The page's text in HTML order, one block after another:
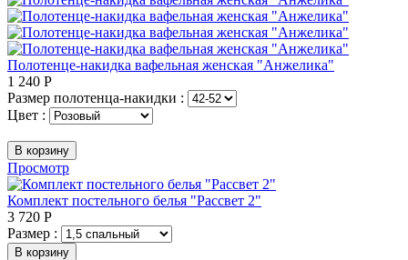
Полотенце-накидка вафельная женская "Анжелика"
1 240 Р
Размер полотенца-накидки :
Цвет :
В корзину
Просмотр
Комплект постельного белья "Рассвет 2"
3 720 Р
Размер :
В корзину